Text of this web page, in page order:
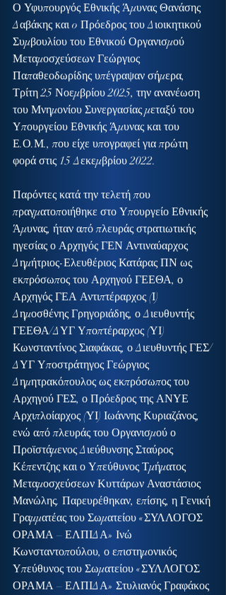
Ο Υφυπουργός Εθνικής Άμυνας Θανάσης
Δαβάκης και o Πρόεδρος του Διοικητικού
Συμβουλίου του Εθνικού Οργανισμού
Μεταμοσχεύσεων Γεώργιος
Παπαθεοδωρίδης υπέγραψαν σήμερα,
Τρίτη 25 Νοεμβρίου 2025, την ανανέωση
του Μνημονίου Συνεργασίας μεταξύ του
Υπουργείου Εθνικής Άμυνας και του
Ε.Ο.Μ., που είχε υπογραφεί για πρώτη
φορά στις 15 Δεκεμβρίου 2022.
Παρόντες κατά την τελετή που
πραγματοποιήθηκε στο Υπουργείο Εθνικής
Άμυνας, ήταν από πλευράς στρατιωτικής
ηγεσίας ο Αρχηγός ΓΕΝ Αντιναύαρχος
Δημήτριος-Ελευθέριος Κατάρας ΠΝ ως
εκπρόσωπος του Αρχηγού ΓΕΕΘΑ, ο
Αρχηγός ΓΕΑ Αντιπτέραρχος (Ι)
Δημοσθένης Γρηγοριάδης, ο Διευθυντής
ΓΕΕΘΑ/ΔΥΓ Υποπτέραρχος (ΥΙ)
Κωνσταντίνος Σιαφάκας, ο Διευθυντής ΓΕΣ/
ΔΥΓ Υποστράτηγος Γεώργιος
Δημητρακόπουλος ως εκπρόσωπος του
Αρχηγού ΓΕΣ, ο Πρόεδρος της ΑΝΥΕ
Αρχιπλοίαρχος (ΥΙ) Ιωάννης Κυριαζάνος,
ενώ από πλευράς του Οργανισμού ο
Προϊστάμενος Διεύθυνσης Σταύρος
Κέπεντζης και ο Υπεύθυνος Τμήματος
Μεταμοσχεύσεων Κυττάρων Αναστάσιος
Μανώλης. Παρευρέθηκαν, επίσης, η Γενική
Γραμματέας του Σωματείου «ΣΥΛΛΟΓΟΣ
ΟΡΑΜΑ – ΕΛΠΙΔΑ» Ινώ
Κωνσταντοπούλου, ο επιστημονικός
Υπεύθυνος του Σωματείου «ΣΥΛΛΟΓΟΣ
ΟΡΑΜΑ – ΕΛΠΙΔΑ» Στυλιανός Γραφάκος